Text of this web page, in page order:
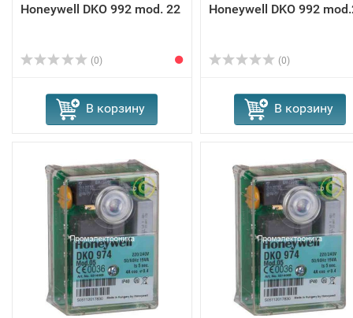
Honeywell DKO 992 mod. 22
(0)
В корзину
Honeywell DKO 992
(0)
В корзину